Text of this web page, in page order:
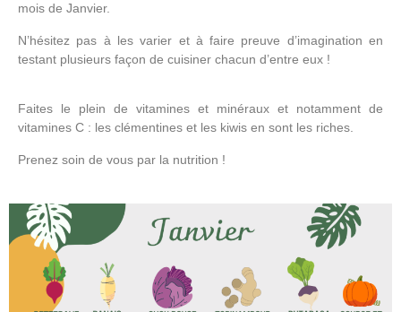
mois de Janvier.
N’hésitez pas à les varier et à faire preuve d’imagination en
testant plusieurs façon de cuisiner chacun d’entre eux !
Faites le plein de vitamines et minéraux et notamment de
vitamines C : les clémentines et les kiwis en sont les riches.
Prenez soin de vous par la nutrition !